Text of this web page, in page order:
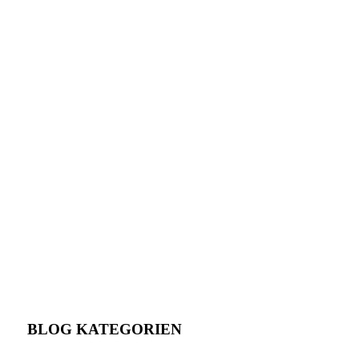
BLOG KATEGORIEN